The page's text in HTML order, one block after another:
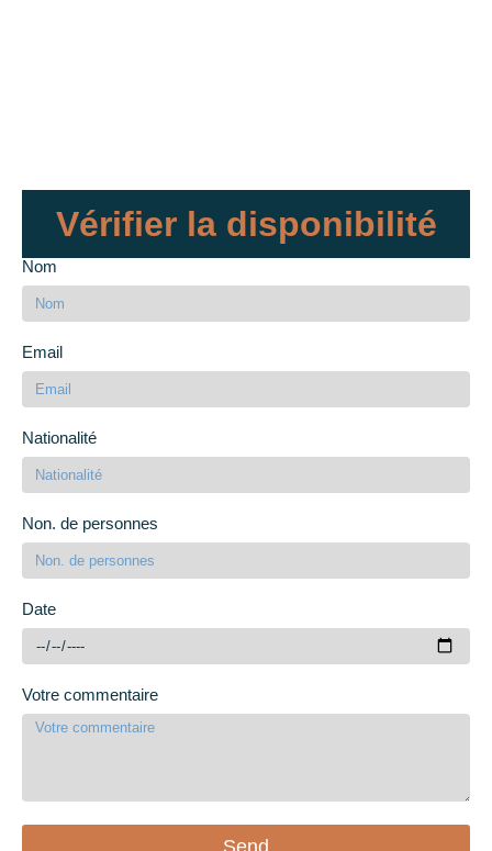
Vérifier la disponibilité
Nom
Email
Nationalité
Non. de personnes
Date
Votre commentaire